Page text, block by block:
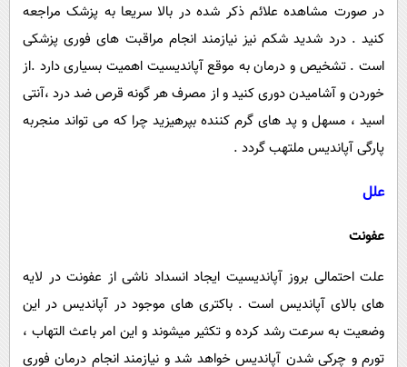
در صورت مشاهده علائم ذکر شده در بالا سریعا به پزشک مراجعه
کنید . درد شدید شکم نیز نیازمند انجام مراقبت های فوری پزشکی
است . تشخیص و درمان به موقع آپاندیسیت اهمیت بسیاری دارد .از
خوردن و آشامیدن دوری کنید و از مصرف هر گونه قرص ضد درد ،آنتی
اسید ، مسهل و پد های گرم کننده بپرهیزید چرا که می تواند منجربه
پارگی آپاندیس ملتهب گردد .
علل
عفونت
علت احتمالی بروز آپاندیسیت ایجاد انسداد ناشی از عفونت در لایه
های بالای آپاندیس است . باکتری های موجود در آپاندیس در این
وضعیت به سرعت رشد کرده و تکثیر می‎شوند و این امر باعث التهاب ،
تورم و چرکی شدن آپاندیس خواهد شد و نیازمند انجام درمان فوری